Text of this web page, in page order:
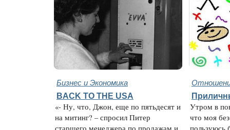
Бизнес и Экономика
BACK TO THE USA
«- Ну, что, Джон, еще по пятьдесят и
на митинг? – спросил Питер
Утром в
что моя